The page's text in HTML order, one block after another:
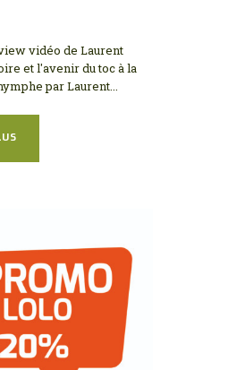
vidéo de Laurent
et l'avenir du toc à la
par Laurent...